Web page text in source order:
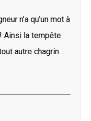
n’a qu’un mot à
Ainsi la tempête
autre chagrin